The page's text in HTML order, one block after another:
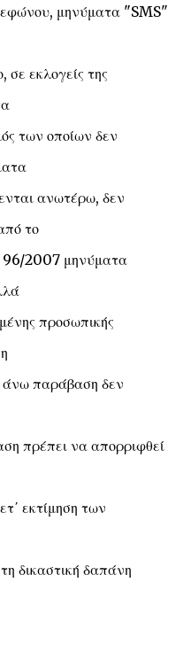
μηνύματα "SMS"
εκλογείς της
των οποίων δεν
ανωτέρω, δεν
το
96/2007 μηνύματα
προσωπικής
άνω παράβαση δεν
πρέπει να απορριφθεί
εκτίμηση των
δικαστική δαπάνη